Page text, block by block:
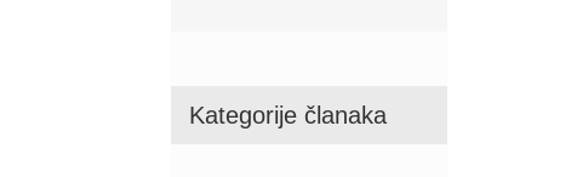
Kategorije članaka